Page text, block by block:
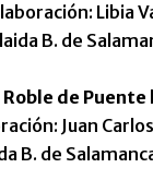
Libia
B. de
de
Juan
B. de